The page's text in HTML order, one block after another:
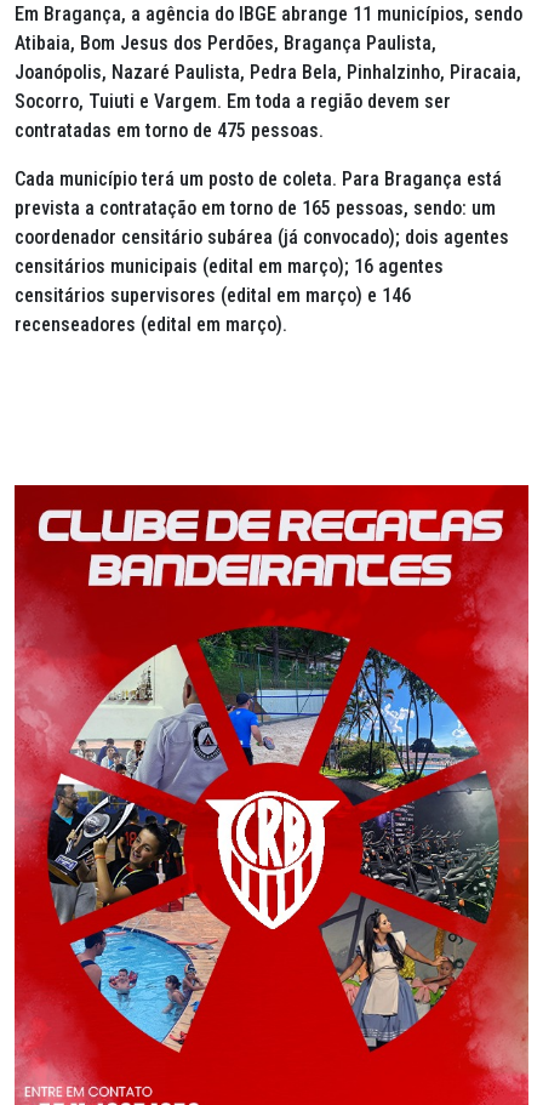
Em Bragança, a agência do IBGE abrange 11 municípios, sendo
Atibaia, Bom Jesus dos Perdões, Bragança Paulista,
Joanópolis, Nazaré Paulista, Pedra Bela, Pinhalzinho, Piracaia,
Socorro, Tuiuti e Vargem. Em toda a região devem ser
contratadas em torno de 475 pessoas.
Cada município terá um posto de coleta. Para Bragança está
prevista a contratação em torno de 165 pessoas, sendo: um
coordenador censitário subárea (já convocado); dois agentes
censitários municipais (edital em março); 16 agentes
censitários supervisores (edital em março) e 146
recenseadores (edital em março).